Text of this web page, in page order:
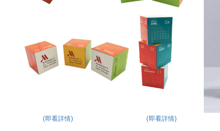
(即看詳情) (即看詳情)